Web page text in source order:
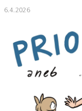
6.4.2026